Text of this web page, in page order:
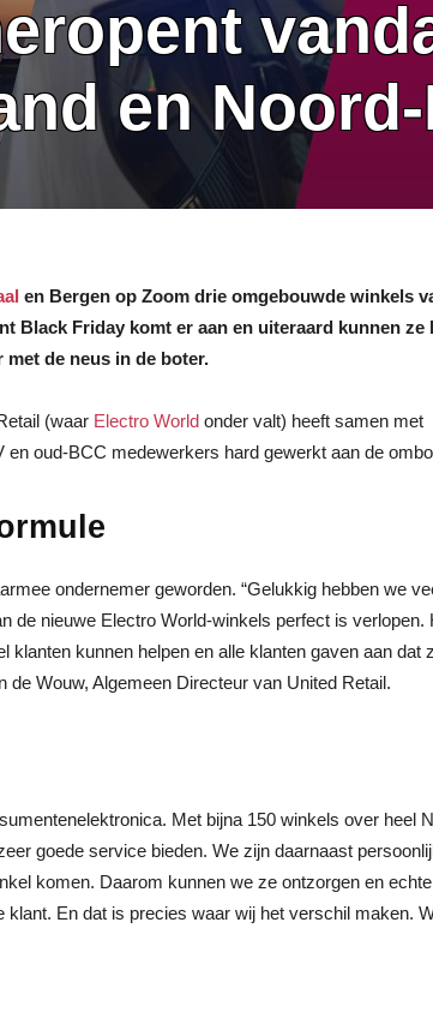
en
en Bergen op Zoom drie omgebouwde winkels
Black Friday komt er aan en uiteraard kunnen ze
de neus in de boter.
(waar Electro World onder valt) heeft samen met
oud-BCC medewerkers hard gewerkt aan de
ondernemer geworden. “Gelukkig hebben we
de nieuwe Electro World-winkels perfect is verlopen.
kunnen helpen en alle klanten gaven aan dat
Wouw, Algemeen Directeur van United Retail.
Met bijna 150 winkels over heel
goede service bieden. We zijn daarnaast
komen. Daarom kunnen we ze ontzorgen en echte
En dat is precies waar wij het verschil maken.